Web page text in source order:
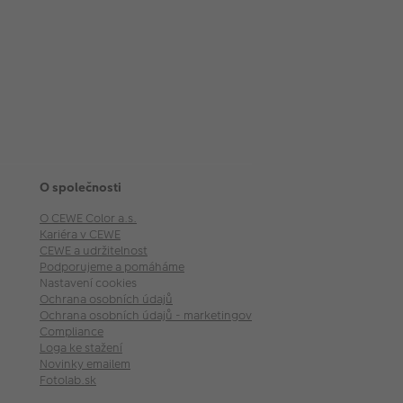
O společnosti
O CEWE Color a.s.
Kariéra v CEWE
CEWE a udržitelnost
Podporujeme a pomáháme
Nastavení cookies
Ochrana osobních údajů
Ochrana osobních údajů - marketingové akce
Compliance
Loga ke stažení
Novinky emailem
Fotolab.sk